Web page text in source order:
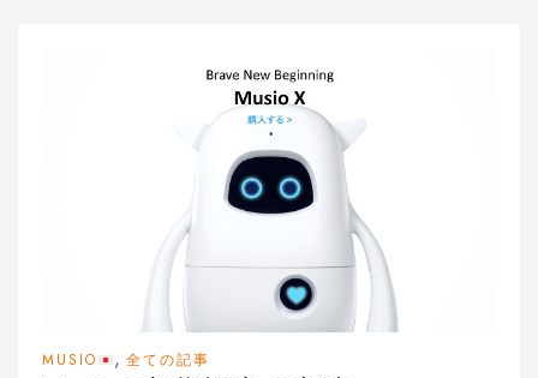
MUSIO , 全ての記事